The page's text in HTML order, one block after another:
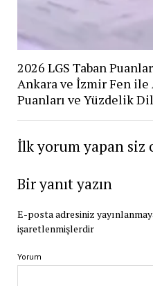
2026 LGS Taban
Ankara ve İzmir Fen
Puanları ve Yüzdelik
İlk yorum yapan siz
Bir yanıt yazın
E-posta adresiniz
işaretlenmişlerdir
Yorum